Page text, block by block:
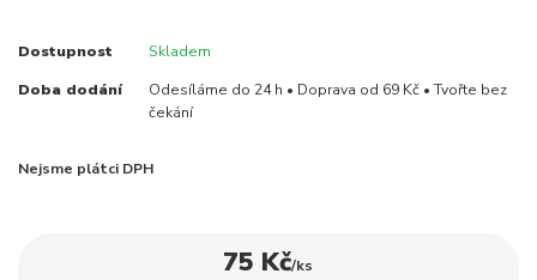
Dostupnost Skladem
Doba dodání
Odesíláme do 24 h • Doprava od 69 Kč • Tvořte bez
čekání
Nejsme plátci DPH
75 Kč/ks